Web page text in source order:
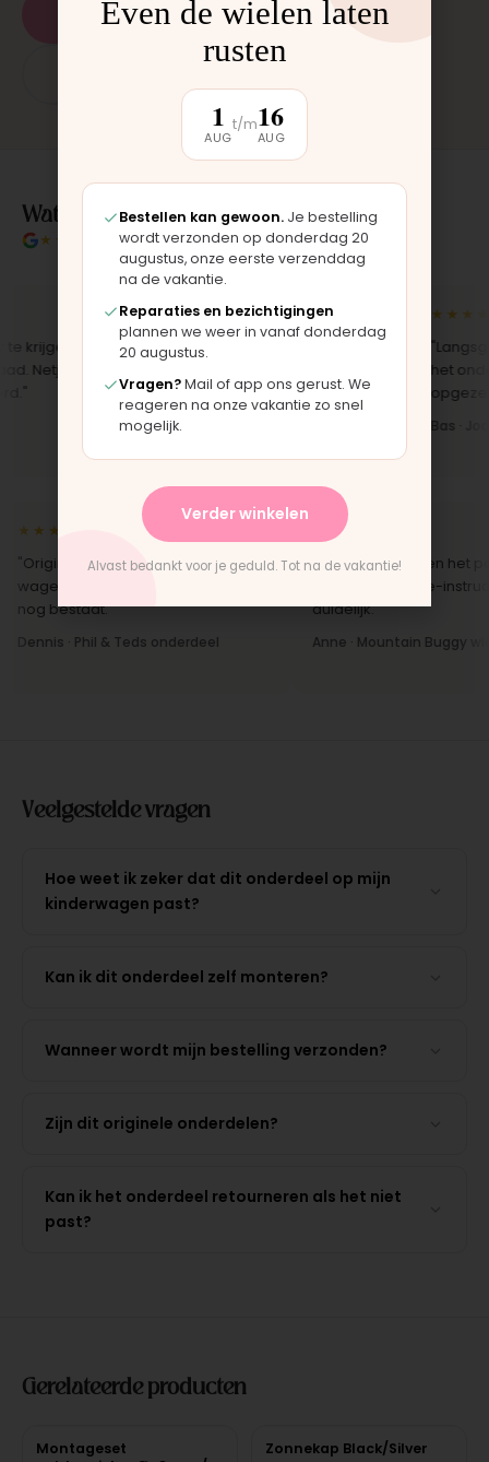
Plan een afspraak
Wat klanten over ons zeggen
★★★★★ 4.9/5 klantbeoordeling
Netjes
★★★★★
"Bekleding zelf vervangen met de
uit. Duidelijk origineel spul."
Iris · Bugaboo bekleding
★★★★★
het
opgezet.
Bas ·
★★★★★
"Origineel onderdeel voor een
wagen van 10 jaar oud. Top dat dit
nog bestaat."
Dennis · Phil & Teds onderdeel
★★★★★
"Snelle levering en het
perfect. Montage-
duidelijk."
Anne · Mountain Buggy wiel
Veelgestelde vragen
Hoe weet ik zeker dat dit onderdeel op mijn
kinderwagen past?
Kan ik dit onderdeel zelf monteren?
Wanneer wordt mijn bestelling verzonden?
Zijn dit originele onderdelen?
Kan ik het onderdeel retourneren als het niet
past?
Gerelateerde producten
Montageset
Zonnekap Black/Silver
Even de wielen laten
rusten
1
AUG
t/m16
AUG
Bestellen kan gewoon. Je bestelling
wordt verzonden op donderdag 20
augustus, onze eerste verzenddag
na de vakantie.
Reparaties en bezichtigingen
plannen we weer in vanaf donderdag
20 augustus.
Vragen?Mail of app ons gerust. We
reageren na onze vakantie zo snel
mogelijk.
Verder winkelen
Alvast bedankt voor je geduld. Tot na de vakantie!